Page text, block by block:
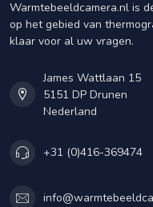
Warmtebeeldcamera.nl is
op het gebied van
klaar voor al uw vragen.
James Wattlaan 15
5151 DP Drunen
Nederland
+31 (0)416-369474